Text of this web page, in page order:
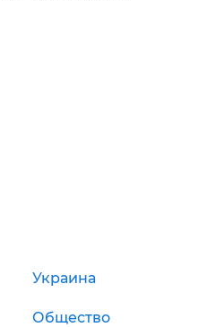
Украина
Общество